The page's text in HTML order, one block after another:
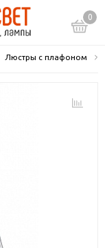
0
Люстры с плафоном